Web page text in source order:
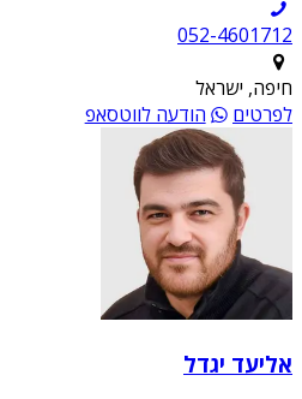
052-4601712
חיפה, ישראל
לפרטים
הודעה לווטסאפ
אליעד יגדל